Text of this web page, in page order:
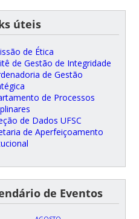
úteis
de Ética
de Gestão de Integridade
de Gestão
de Processos
de Dados UFSC
de Aperfeiçoamento
de Eventos